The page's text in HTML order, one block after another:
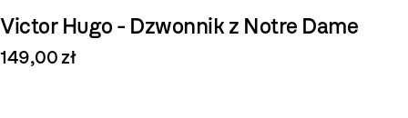
Victor Hugo - Dzwonnik z Notre Dame
149,00 zł